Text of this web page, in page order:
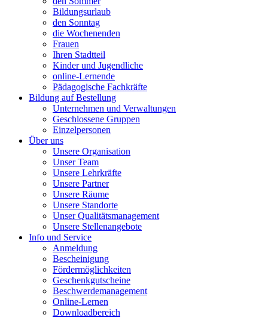
Bildungsurlaub
den Sonntag
die Wochenenden
Frauen
Ihren Stadtteil
Kinder und Jugendliche
online-Lernende
Pädagogische Fachkräfte
Bildung auf Bestellung
Unternehmen und Verwaltungen
Geschlossene Gruppen
Einzelpersonen
Über uns
Unsere Organisation
Unser Team
Unsere Lehrkräfte
Unsere Partner
Unsere Räume
Unsere Standorte
Unser Qualitätsmanagement
Unsere Stellenangebote
Info und Service
Anmeldung
Bescheinigung
Fördermöglichkeiten
Geschenkgutscheine
Beschwerdemanagement
Online-Lernen
Downloadbereich